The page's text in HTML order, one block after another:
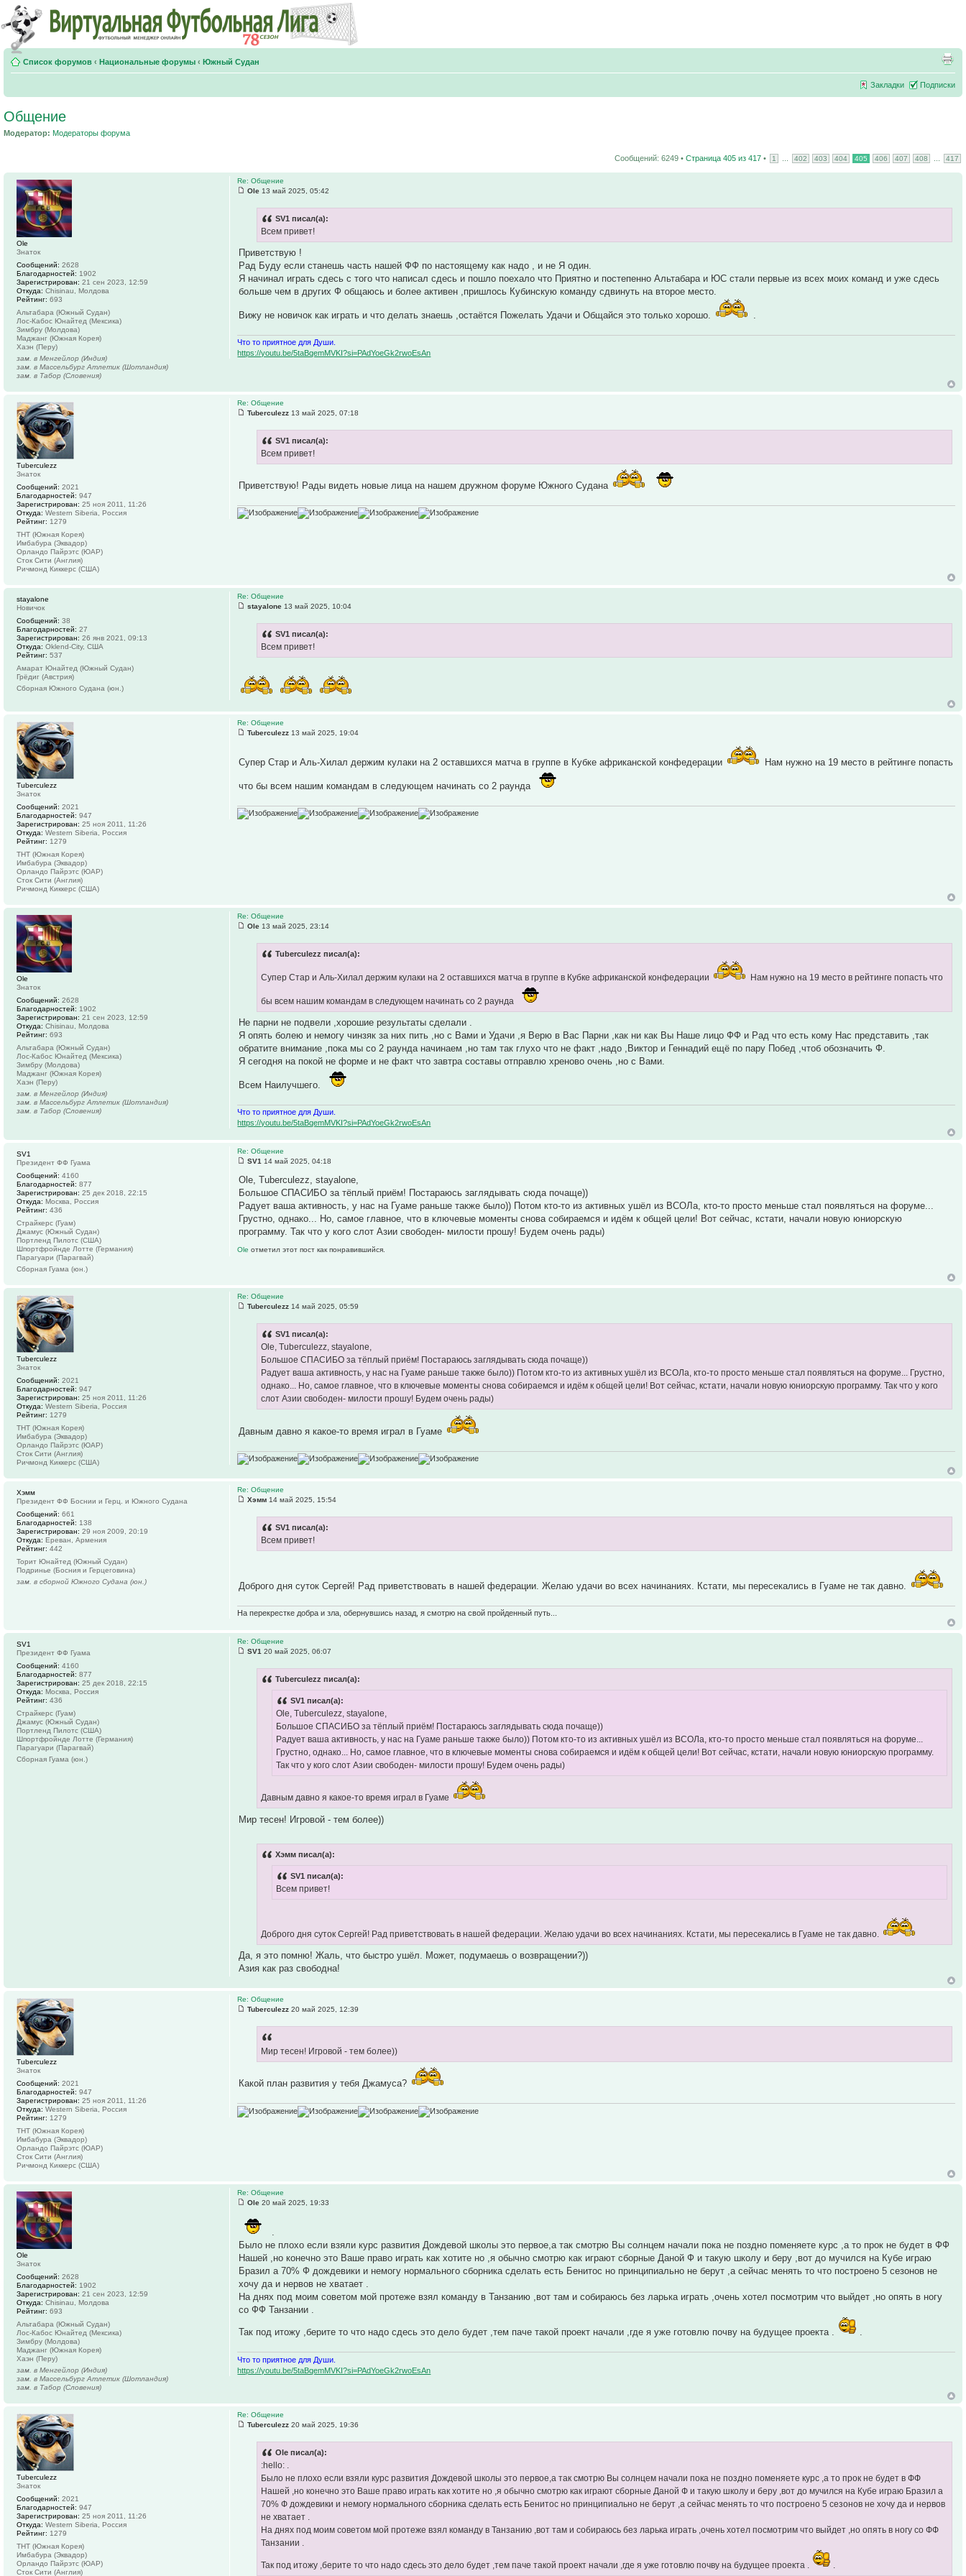
Список форумов ‹ Национальные форумы ‹ Южный Судан
Закладки Подписки
Общение
Модератор: Модераторы форума
Сообщений: 6249 • Страница 405 из 417 • 1 402 403 404 405 406 407 408 417
Re: Общение
Ole 13 май 2025, 05:42
SV1 писал(а):
Всем привет!
Приветствую !
Рад Буду если станешь часть нашей ФФ по настоящему как надо , и не Я один.
Я начинал играть сдесь с того что написал сдесь и пошло поехало что Приятно и постепенно Альтабара и ЮС стали первые из всех моих команд и уже сдесь
больше чем в других Ф общаюсь и более активен ,пришлось Кубинскую команду сдвинуть на второе место.
Вижу не новичок как играть и что делать знаешь ,остаётся Пожелать Удачи и Общайся это только хорошо.
Что то приятное для Души.
https://youtu.be/5taBqemMVKI?si=PAdYoeGk2rwoEsAn
Ole
Знаток
Сообщений: 2628
Благодарностей: 1902
Зарегистрирован: 21 сен 2023, 12:59
Откуда: Chisinau, Молдова
Рейтинг: 693
Альтабара (Южный Судан)
Лос-Кабос Юнайтед (Мексика)
Зимбру (Молдова)
Маджанг (Южная Корея)
Хаэн (Перу)
зам. в Менгейлор (Индия)
зам. в Массельбург Атлетик (Шотландия)
зам. в Табор (Словения)
Re: Общение
Tuberculezz 13 май 2025, 07:18
SV1 писал(а):
Всем привет!
Приветствую! Рады видеть новые лица на нашем дружном форуме Южного Судана
Tuberculezz
Знаток
Сообщений: 2021
Благодарностей: 947
Зарегистрирован: 25 ноя 2011, 11:26
Откуда: Western Siberia, Россия
Рейтинг: 1279
ТНТ (Южная Корея)
Имбабура (Эквадор)
Орландо Пайрэтс (ЮАР)
Сток Сити (Англия)
Ричмонд Киккерс (США)
Re: Общение
stayalone 13 май 2025, 10:04
SV1 писал(а):
Всем привет!
stayalone
Новичок
Сообщений: 38
Благодарностей: 27
Зарегистрирован: 26 янв 2021, 09:13
Откуда: Oklend-City, США
Рейтинг: 537
Амарат Юнайтед (Южный Судан)
Грёдиг (Австрия)
Сборная Южного Судана (юн.)
Re: Общение
Tuberculezz 13 май 2025, 19:04
Супер Стар и Аль-Хилал держим кулаки на 2 оставшихся матча в группе в Кубке африканской конфедерации Нам нужно на 19 место в рейтинге попасть
что бы всем нашим командам в следующем начинать со 2 раунда
Tuberculezz
Знаток
Сообщений: 2021
Благодарностей: 947
Зарегистрирован: 25 ноя 2011, 11:26
Откуда: Western Siberia, Россия
Рейтинг: 1279
ТНТ (Южная Корея)
Имбабура (Эквадор)
Орландо Пайрэтс (ЮАР)
Сток Сити (Англия)
Ричмонд Киккерс (США)
Re: Общение
Ole 13 май 2025, 23:14
Tuberculezz писал(а):
Супер Стар и Аль-Хилал держим кулаки на 2 оставшихся матча в группе в Кубке африканской конфедерации Нам нужно на 19 место в рейтинге попасть что
бы всем нашим командам в следующем начинать со 2 раунда
Не парни не подвели ,хорошие результаты сделали .
Я опять болею и немогу чинзяк за них пить ,но с Вами и Удачи ,я Верю в Вас Парни ,как ни как Вы Наше лицо ФФ и Рад что есть кому Нас представить ,так
обратите внимание ,пока мы со 2 раунда начинаем ,но там так глухо что не факт ,надо ,Виктор и Геннадий ещё по пару Побед ,чтоб обозначить Ф.
Я сегодня на покой не форме и не факт что завтра составы отправлю хреново очень ,но с Вами.
Всем Наилучшего.
Что то приятное для Души.
https://youtu.be/5taBqemMVKI?si=PAdYoeGk2rwoEsAn
Ole
Знаток
Сообщений: 2628
Благодарностей: 1902
Зарегистрирован: 21 сен 2023, 12:59
Откуда: Chisinau, Молдова
Рейтинг: 693
Альтабара (Южный Судан)
Лос-Кабос Юнайтед (Мексика)
Зимбру (Молдова)
Маджанг (Южная Корея)
Хаэн (Перу)
зам. в Менгейлор (Индия)
зам. в Массельбург Атлетик (Шотландия)
зам. в Табор (Словения)
Re: Общение
SV1 14 май 2025, 04:18
Ole, Tuberculezz, stayalone,
Большое СПАСИБО за тёплый приём! Постараюсь заглядывать сюда почаще))
Радует ваша активность, у нас на Гуаме раньше также было)) Потом кто-то из активных ушёл из ВСОЛа, кто-то просто меньше стал появляться на форуме...
Грустно, однако... Но, самое главное, что в ключевые моменты снова собираемся и идём к общей цели! Вот сейчас, кстати, начали новую юниорскую
программу. Так что у кого слот Азии свободен- милости прошу! Будем очень рады)
Oleотметил этот пост как понравившийся.
SV1
Президент ФФ Гуама
Сообщений: 4160
Благодарностей: 877
Зарегистрирован: 25 дек 2018, 22:15
Откуда: Москва, Россия
Рейтинг: 436
Страйкерс (Гуам)
Джамус (Южный Судан)
Портленд Пилотс (США)
Шпортфройнде Лотте (Германия)
Парагуари (Парагвай)
Сборная Гуама (юн.)
Re: Общение
Tuberculezz 14 май 2025, 05:59
SV1 писал(а):
Ole, Tuberculezz, stayalone,
Большое СПАСИБО за тёплый приём! Постараюсь заглядывать сюда почаще))
Радует ваша активность, у нас на Гуаме раньше также было)) Потом кто-то из активных ушёл из ВСОЛа, кто-то просто меньше стал появляться на форуме... Грустно,
однако... Но, самое главное, что в ключевые моменты снова собираемся и идём к общей цели! Вот сейчас, кстати, начали новую юниорскую программу. Так что у кого
слот Азии свободен- милости прошу! Будем очень рады)
Давным давно я какое-то время играл в Гуаме
Tuberculezz
Знаток
Сообщений: 2021
Благодарностей: 947
Зарегистрирован: 25 ноя 2011, 11:26
Откуда: Western Siberia, Россия
Рейтинг: 1279
ТНТ (Южная Корея)
Имбабура (Эквадор)
Орландо Пайрэтс (ЮАР)
Сток Сити (Англия)
Ричмонд Киккерс (США)
Re: Общение
Хэмм 14 май 2025, 15:54
SV1 писал(а):
Всем привет!
Доброго дня суток Сергей! Рад приветствовать в нашей федерации. Желаю удачи во всех начинаниях. Кстати, мы пересекались в Гуаме не так давно.
На перекрестке добра и зла, обернувшись назад, я смотрю на свой пройденный путь...
Хэмм
Президент ФФ Боснии и Герц. и Южного Судана
Сообщений: 661
Благодарностей: 138
Зарегистрирован: 29 ноя 2009, 20:19
Откуда: Ереван, Армения
Рейтинг: 442
Торит Юнайтед (Южный Судан)
Подринье (Босния и Герцеговина)
зам. в сборной Южного Судана (юн.)
Re: Общение
SV1 20 май 2025, 06:07
Tuberculezz писал(а):
SV1 писал(а):
Ole, Tuberculezz, stayalone,
Большое СПАСИБО за тёплый приём! Постараюсь заглядывать сюда почаще))
Радует ваша активность, у нас на Гуаме раньше также было)) Потом кто-то из активных ушёл из ВСОЛа, кто-то просто меньше стал появляться на форуме...
Грустно, однако... Но, самое главное, что в ключевые моменты снова собираемся и идём к общей цели! Вот сейчас, кстати, начали новую юниорскую программу.
Так что у кого слот Азии свободен- милости прошу! Будем очень рады)
Давным давно я какое-то время играл в Гуаме
Мир тесен! Игровой - тем более))
Хэмм писал(а):
SV1 писал(а):
Всем привет!
Доброго дня суток Сергей! Рад приветствовать в нашей федерации. Желаю удачи во всех начинаниях. Кстати, мы пересекались в Гуаме не так давно.
Да, я это помню! Жаль, что быстро ушёл. Может, подумаешь о возвращении?))
Азия как раз свободна!
SV1
Президент ФФ Гуама
Сообщений: 4160
Благодарностей: 877
Зарегистрирован: 25 дек 2018, 22:15
Откуда: Москва, Россия
Рейтинг: 436
Страйкерс (Гуам)
Джамус (Южный Судан)
Портленд Пилотс (США)
Шпортфройнде Лотте (Германия)
Парагуари (Парагвай)
Сборная Гуама (юн.)
Re: Общение
Tuberculezz 20 май 2025, 12:39
Мир тесен! Игровой - тем более))
Какой план развития у тебя Джамуса?
Tuberculezz
Знаток
Сообщений: 2021
Благодарностей: 947
Зарегистрирован: 25 ноя 2011, 11:26
Откуда: Western Siberia, Россия
Рейтинг: 1279
ТНТ (Южная Корея)
Имбабура (Эквадор)
Орландо Пайрэтс (ЮАР)
Сток Сити (Англия)
Ричмонд Киккерс (США)
Re: Общение
Ole 20 май 2025, 19:33
Было не плохо если взяли курс развития Дождевой школы это первое,а так смотрю Вы солнцем начали пока не поздно поменяете курс ,а то прок не будет в ФФ
Нашей ,но конечно это Ваше право играть как хотите но ,я обычно смотрю как играют сборные Даной Ф и такую школу и беру ,вот до мучился на Кубе играю
Бразил а 70% Ф дождевики и немогу нормального сборника сделать есть Бенитос но принципиально не берут ,а сейчас менять то что построено 5 сезонов не
хочу да и нервов не хватает .
На днях под моим советом мой протеже взял команду в Танзанию ,вот там и собираюсь без ларька играть ,очень хотел посмотрим что выйдет ,но опять в ногу
со ФФ Танзании .
Так под итожу ,берите то что надо сдесь это дело будет ,тем паче такой проект начали ,где я уже готовлю почву на будущее проекта .
Что то приятное для Души.
https://youtu.be/5taBqemMVKI?si=PAdYoeGk2rwoEsAn
Ole
Знаток
Сообщений: 2628
Благодарностей: 1902
Зарегистрирован: 21 сен 2023, 12:59
Откуда: Chisinau, Молдова
Рейтинг: 693
Альтабара (Южный Судан)
Лос-Кабос Юнайтед (Мексика)
Зимбру (Молдова)
Маджанг (Южная Корея)
Хаэн (Перу)
зам. в Менгейлор (Индия)
зам. в Массельбург Атлетик (Шотландия)
зам. в Табор (Словения)
Re: Общение
Tuberculezz 20 май 2025, 19:36
Ole писал(а):
:hello: .
Было не плохо если взяли курс развития Дождевой школы это первое,а так смотрю Вы солнцем начали пока не поздно поменяете курс ,а то прок не будет в ФФ
Нашей ,но конечно это Ваше право играть как хотите но ,я обычно смотрю как играют сборные Даной Ф и такую школу и беру ,вот до мучился на Кубе играю Бразил а
70% Ф дождевики и немогу нормального сборника сделать есть Бенитос но принципиально не берут ,а сейчас менять то что построено 5 сезонов не хочу да и нервов
не хватает .
На днях под моим советом мой протеже взял команду в Танзанию ,вот там и собираюсь без ларька играть ,очень хотел посмотрим что выйдет ,но опять в ногу со ФФ
Танзании .
Так под итожу ,берите то что надо сдесь это дело будет ,тем паче такой проект начали ,где я уже готовлю почву на будущее проекта . .
Tuberculezz
Знаток
Сообщений: 2021
Благодарностей: 947
Зарегистрирован: 25 ноя 2011, 11:26
Откуда: Western Siberia, Россия
Рейтинг: 1279
ТНТ (Южная Корея)
Имбабура (Эквадор)
Орландо Пайрэтс (ЮАР)
Сток Сити (Англия)